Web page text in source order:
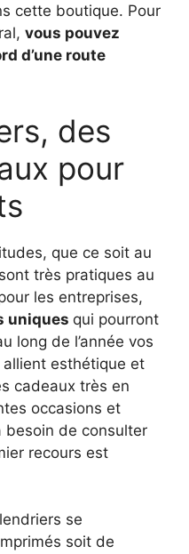
cette boutique. Pour
vous pouvez
d’une route
des
pour
que ce soit au
très pratiques au
les entreprises,
uniques qui pourront
long de l’année vos
esthétique et
cadeaux très en
occasions et
besoin de consulter
recours est
se
soit de